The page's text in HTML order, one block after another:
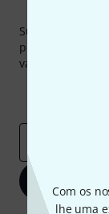
Com os
lhe uma
Subscreva a
pouco de sorte
valor de